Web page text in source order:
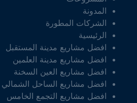
المدونة
الشركات المطورة
الرئيسية
افضل مشاريع مدينة المستقبل
افضل مشاريع مدينة العلمين
افضل مشاريع العين السخنة
افضل مشاريع الساحل الشمالي
افضل مشاريع التجمع الخامس